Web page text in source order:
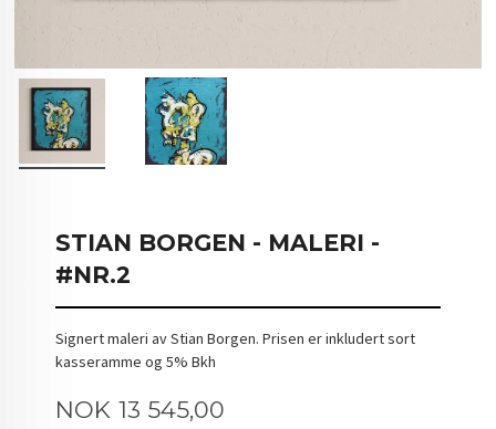
STIAN BORGEN - MALERI -
#NR.2
Signert maleri av Stian Borgen. Prisen er inkludert sort
kasseramme og 5% Bkh
Pris
NOK 13 545,00